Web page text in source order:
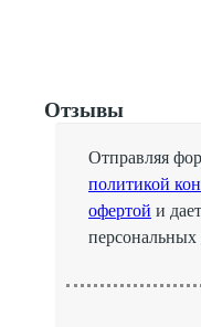
Отзывы
Отправляя
политикой
офертой и